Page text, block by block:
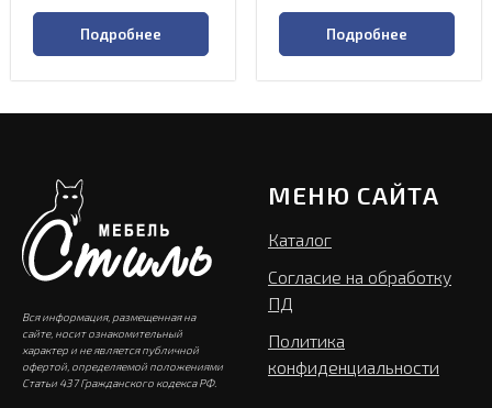
Подробнее Подробнее
Вся информация, размещенная на
сайте, носит ознакомительный
характер и не является публичной
офертой, определяемой положениями
Статьи 437 Гражданского кодекса РФ.
МЕНЮ САЙТА
Каталог
Согласие на обработку
ПД
Политика
конфиденциальности